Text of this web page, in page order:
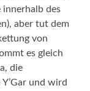
innerhalb des
aber tut dem
von
es gleich
die
und wird